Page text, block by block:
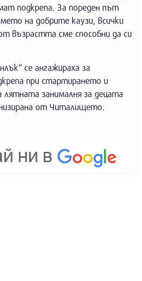
подкрепа. За пореден път
на добрите каузи, всички
възрастта сме способни да си
се ангажираха за
при стартирането и
занималня за децата
от Читалището.